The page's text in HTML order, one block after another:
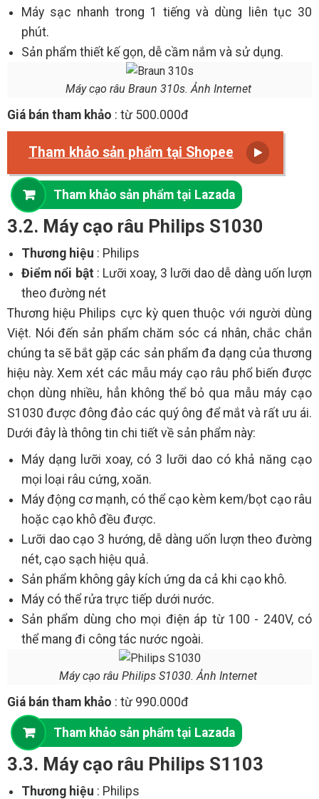
Máy sạc nhanh trong 1 tiếng và dùng liên tục 30
phút.
Sản phẩm thiết kế gọn, dễ cầm nắm và sử dụng.
Máy cạo râu Braun 310s. Ảnh Internet
Giá bán tham khảo : từ 500.000đ
Tham khảo sản phẩm tại Shopee
Tham khảo sản phẩm tại Lazada
3.2. Máy cạo râu Philips S1030
Thương hiệu : Philips
Điểm nổi bật : Lưỡi xoay, 3 lưỡi dao dễ dàng uốn lượn
theo đường nét
Thương hiệu Philips cực kỳ quen thuộc với người dùng
Việt. Nói đến sản phẩm chăm sóc cá nhân, chắc chắn
chúng ta sẽ bắt gặp các sản phẩm đa dạng của thương
hiệu này. Xem xét các mẫu máy cạo râu phổ biến được
chọn dùng nhiều, hẳn không thể bỏ qua mẫu máy cạo
S1030 được đông đảo các quý ông để mắt và rất ưu ái.
Dưới đây là thông tin chi tiết về sản phẩm này:
Máy dạng lưỡi xoay, có 3 lưỡi dao có khả năng cạo
mọi loại râu cứng, xoăn.
Máy động cơ mạnh, có thể cạo kèm kem/bọt cạo râu
hoặc cạo khô đều được.
Lưỡi dao cạo 3 hướng, dễ dàng uốn lượn theo đường
nét, cạo sạch hiệu quả.
Sản phẩm không gây kích ứng da cả khi cạo khô.
Máy có thể rửa trực tiếp dưới nước.
Sản phẩm dùng cho mọi điện áp từ 100 - 240V, có
thể mang đi công tác nước ngoài.
Máy cạo râu Philips S1030. Ảnh Internet
Giá bán tham khảo : từ 990.000đ
Tham khảo sản phẩm tại Lazada
3.3. Máy cạo râu Philips S1103
Thương hiệu : Philips